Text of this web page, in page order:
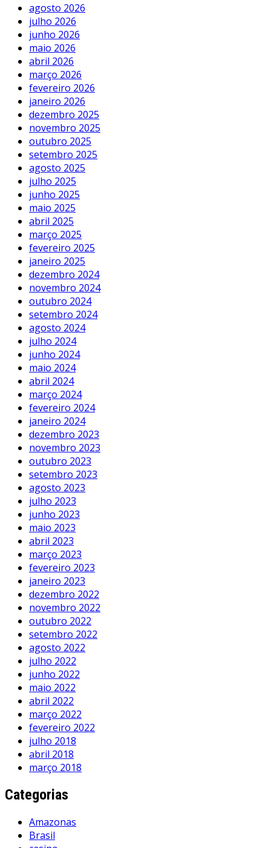
agosto 2026
julho 2026
junho 2026
maio 2026
abril 2026
março 2026
fevereiro 2026
janeiro 2026
dezembro 2025
novembro 2025
outubro 2025
setembro 2025
agosto 2025
julho 2025
junho 2025
maio 2025
abril 2025
março 2025
fevereiro 2025
janeiro 2025
dezembro 2024
novembro 2024
outubro 2024
setembro 2024
agosto 2024
julho 2024
junho 2024
maio 2024
abril 2024
março 2024
fevereiro 2024
janeiro 2024
dezembro 2023
novembro 2023
outubro 2023
setembro 2023
agosto 2023
julho 2023
junho 2023
maio 2023
abril 2023
março 2023
fevereiro 2023
janeiro 2023
dezembro 2022
novembro 2022
outubro 2022
setembro 2022
agosto 2022
julho 2022
junho 2022
maio 2022
abril 2022
março 2022
fevereiro 2022
julho 2018
abril 2018
março 2018
Categorias
Amazonas
Brasil